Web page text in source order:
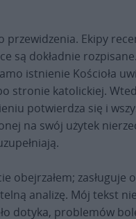
przewidzenia. Ekipy
są dokładnie
istnienie Kościoła
stronie katolickiej.
potwierdza się i
na swój użytek
obejrzałem;
analizę. Mój tekst
dotyka, problemów